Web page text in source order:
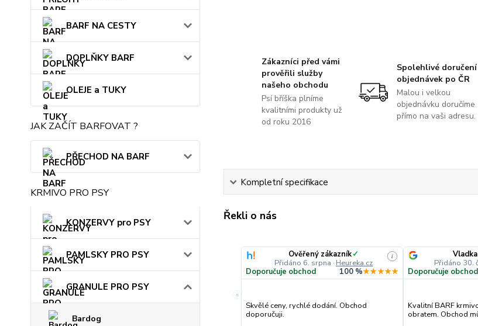
BARF NA CESTY
DOPLŇKY BARF
OLEJE a TUKY
JAK ZAČÍT BARFOVAT ?
PŘECHOD NA BARF
KRMIVO PRO PSY
KONZERVY pro PSY
PAMLSKY PRO PSY
GRANULE PRO PSY
Bardog
Zákazníci před vámi
prověřili služby
našeho obchodu
Psí bříška plníme
kvalitními produkty už
od roku 2016
Spolehlivé doručení
objednávek po ČR
Malou i velkou
objednávku doručíme
přímo na vaši adresu.
Kompletní specifikace
Řekli o nás
«
Ověřený zákazník✓
Přidáno 6. srpna · Heureka.cz
i
Doporučuje obchod 100 %★★★★★
Skvělé ceny, rychlé dodání. Obchod
doporučuji.
Přidáno 30.
Doporučuje obchod
Kvalitní BARF
obratem. Obchod